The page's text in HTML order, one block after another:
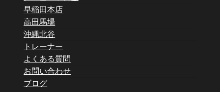
早稲田本店
高田馬場
沖縄北谷
トレーナー
よくある質問
お問い合わせ
ブログ